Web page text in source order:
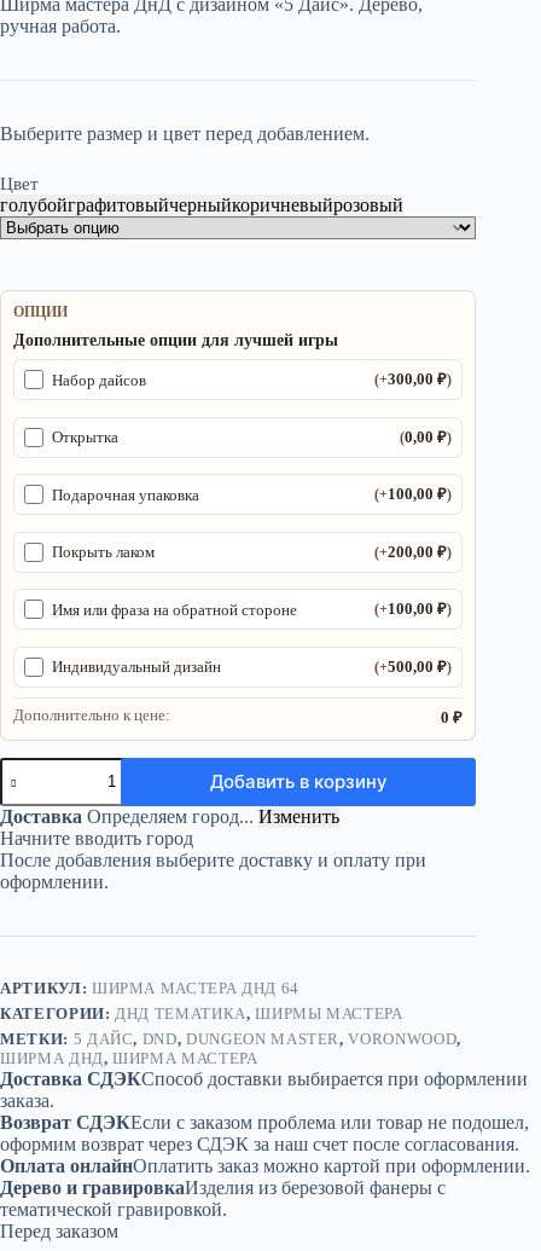
2
700,00 ₽.
750,00 ₽.
Ширма мастера ДнД с дизайном «5 Дайс». Дерево,
ручная работа.
Выберите размер и цвет перед добавлением.
Цвет
голубойграфитовыйчерныйкоричневыйрозовый
ОПЦИИ
Дополнительные опции для лучшей игры
Набор дайсов (+300,00₽)
Открытка (0,00₽)
Подарочная упаковка (+100,00₽)
Покрыть лаком (+200,00₽)
Имя или фраза на обратной стороне (+100,00₽)
Индивидуальный дизайн (+500,00₽)
Дополнительно к цене: 0 ₽
Количество
товара
Ширма
«5
Дайс»
—
дерево
Добавить в корзину
Доставка Определяем город... Изменить
Начните вводить город
После добавления выберите доставку и оплату при
оформлении.
АРТИКУЛ: ШИРМА МАСТЕРА ДНД 64
КАТЕГОРИИ: ДНД ТЕМАТИКА,ШИРМЫ МАСТЕРА
МЕТКИ: 5 ДАЙС, DND,DUNGEON MASTER,VORONWOOD,
ШИРМА ДНД,ШИРМА МАСТЕРА
Доставка СДЭКСпособ доставки выбирается при оформлении
заказа.
Возврат СДЭКЕсли с заказом проблема или товар не подошел,
оформим возврат через СДЭК за наш счет после согласования.
Оплата онлайнОплатить заказ можно картой при оформлении.
Дерево и гравировкаИзделия из березовой фанеры с
тематической гравировкой.
Перед заказом